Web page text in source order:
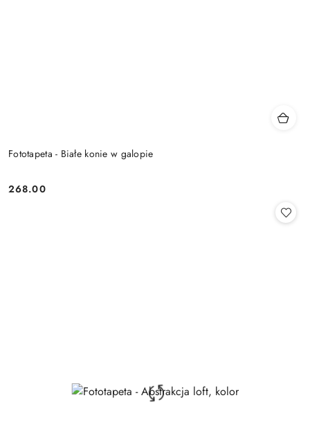
Fototapeta - Białe konie w galopie
Cena:
268.00